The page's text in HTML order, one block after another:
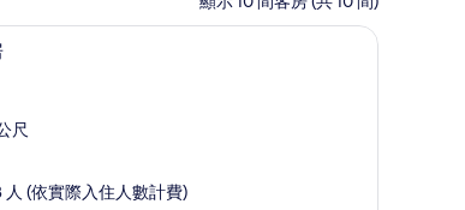
標準單床房 | 高級寢具、迷你吧、書桌、遮光
分
尺
人 (依實際入住人數計費)